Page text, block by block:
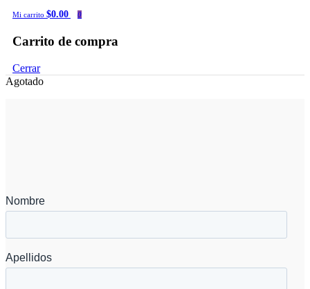
Mi carrito $0.00 0
Carrito de compra
Cerrar
Agotado